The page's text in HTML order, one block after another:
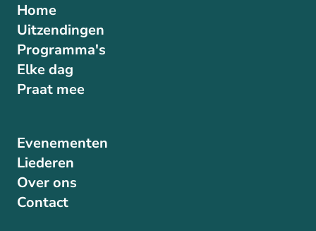
Home
Uitzendingen
Programma's
Elke dag
Praat mee
Evenementen
Liederen
Over ons
Contact